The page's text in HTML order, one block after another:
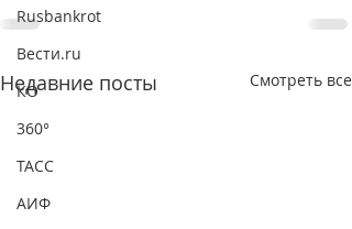
Rusbankrot
Вести.ru
КО
360°
ТАСС
АИФ
Недавние посты Смотреть все